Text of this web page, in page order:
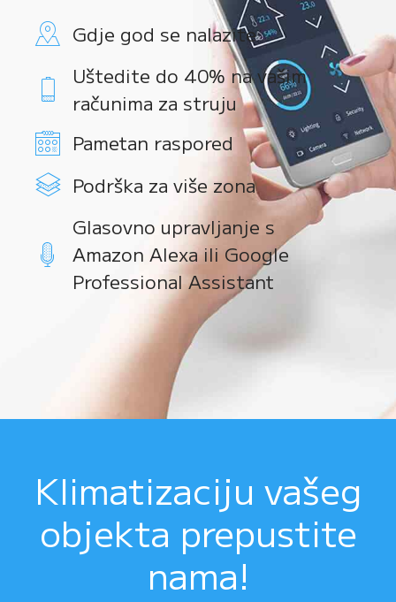
Gdje god se nalazite
Uštedite do 40% na vašim
računima za struju
Pametan raspored
Podrška za više zona
Glasovno upravljanje s
Amazon Alexa ili Google
Professional Assistant
Klimatizaciju vašeg
objekta prepustite
nama!